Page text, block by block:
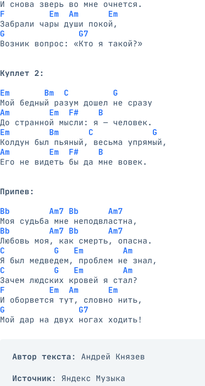
F         Em  Am      Em
G               G7
Возник вопрос: «Кто я такой?»
Куплет 2:
Em       Bm  C         G
Am        Em  F#    B
Em        Bm      C            G
Am        Em  F#    B
Его не видеть бы да мне вовек.
Припев:
Bb        Am7 Bb      Am7
Bb        Am7 Bb      Am7
C          G   Em        Am
C          G   Em        Am
F         Em  Am      Em
G               G7
Автор текста : Андрей Князев
Источник : Яндекс Музыка